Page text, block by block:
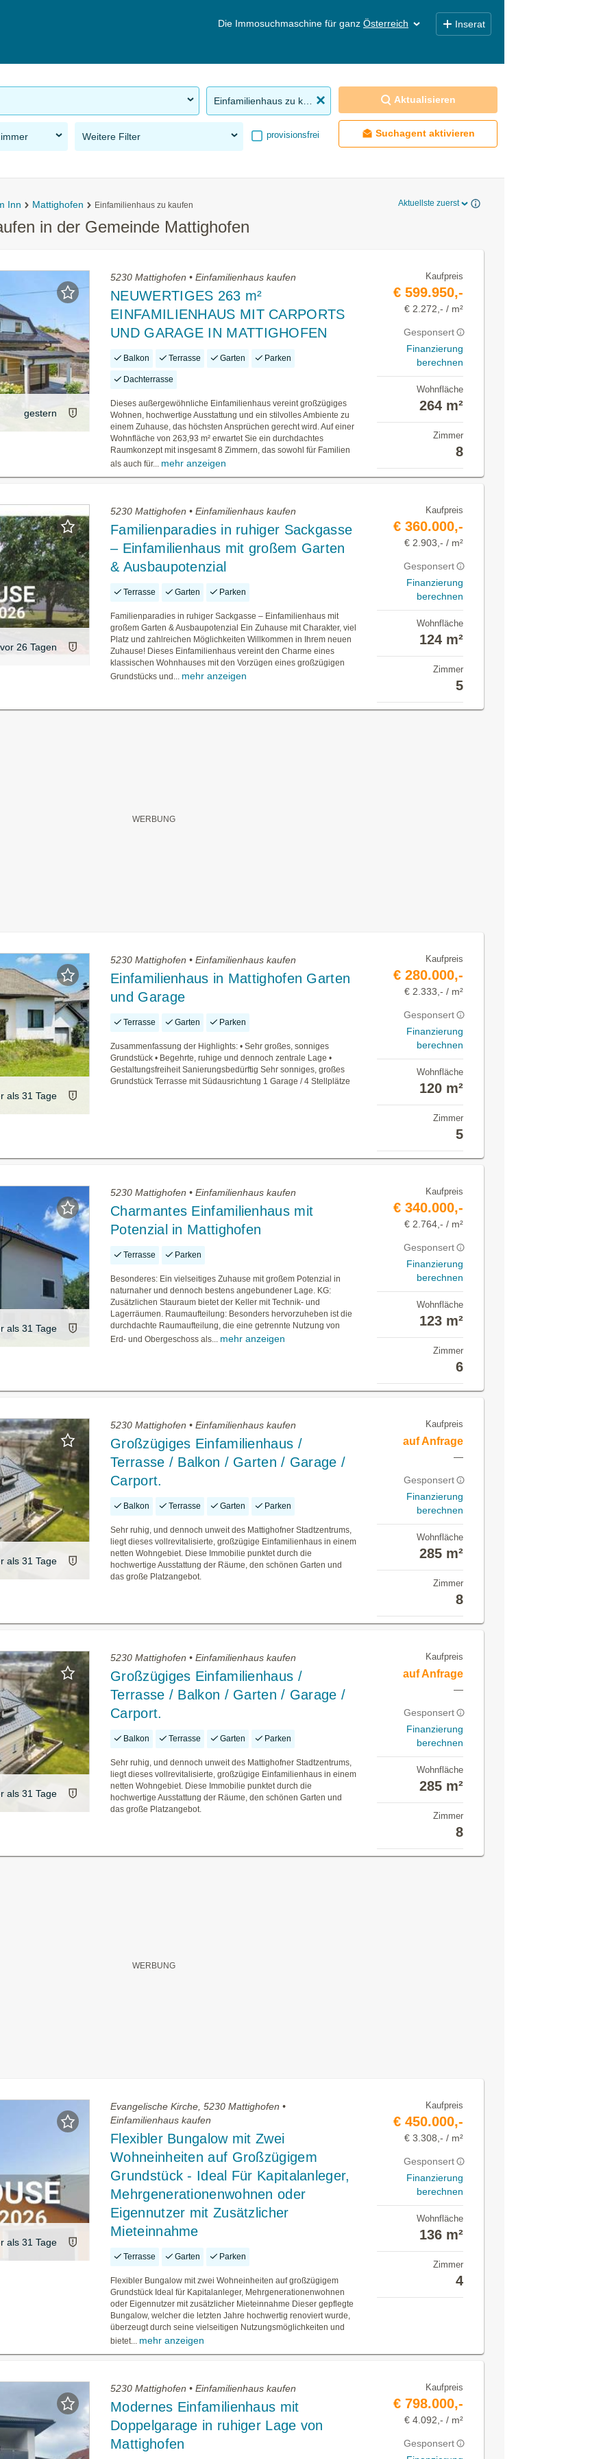
Die Immosuchmaschine für ganz Österreich Inserat
Weitere Filter provisionsfrei
Aktualisieren
Suchagent aktivieren
Inn Mattighofen Einfamilienhaus zu kaufen Aktuellste zuerst
in der Gemeinde Mattighofen
gestern
5230 Mattighofen • Einfamilienhaus kaufen
NEUWERTIGES 263 m²
EINFAMILIENHAUS MIT CARPORTS
UND GARAGE IN MATTIGHOFEN
Balkon Terrasse Garten Parken
Dachterrasse
Dieses außergewöhnliche Einfamilienhaus vereint großzügiges
Wohnen, hochwertige Ausstattung und ein stilvolles Ambiente zu
einem Zuhause, das höchsten Ansprüchen gerecht wird. Auf einer
Wohnfläche von 263,93 m² erwartet Sie ein durchdachtes
Raumkonzept mit insgesamt 8 Zimmern, das sowohl für Familien
als auch für... mehr anzeigen
Kaufpreis
€ 599.950,-
€ 2.272,- / m²
Gesponsert
Finanzierung
berechnen
Wohnfläche
264 m²
Zimmer
8
vor 26 Tagen
5230 Mattighofen • Einfamilienhaus kaufen
Familienparadies in ruhiger Sackgasse
– Einfamilienhaus mit großem Garten
& Ausbaupotenzial
Terrasse Garten Parken
Familienparadies in ruhiger Sackgasse – Einfamilienhaus mit
großem Garten & Ausbaupotenzial Ein Zuhause mit Charakter, viel
Platz und zahlreichen Möglichkeiten Willkommen in Ihrem neuen
Zuhause! Dieses Einfamilienhaus vereint den Charme eines
klassischen Wohnhauses mit den Vorzügen eines großzügigen
Grundstücks und... mehr anzeigen
Kaufpreis
€ 360.000,-
€ 2.903,- / m²
Gesponsert
Finanzierung
berechnen
Wohnfläche
124 m²
Zimmer
5
als 31 Tage
5230 Mattighofen • Einfamilienhaus kaufen
Einfamilienhaus in Mattighofen Garten
und Garage
Terrasse Garten Parken
Zusammenfassung der Highlights: • Sehr großes, sonniges
Grundstück • Begehrte, ruhige und dennoch zentrale Lage •
Gestaltungsfreiheit Sanierungsbedürftig Sehr sonniges, großes
Grundstück Terrasse mit Südausrichtung 1 Garage / 4 Stellplätze
Kaufpreis
€ 280.000,-
€ 2.333,- / m²
Gesponsert
Finanzierung
berechnen
Wohnfläche
120 m²
Zimmer
5
als 31 Tage
5230 Mattighofen • Einfamilienhaus kaufen
Charmantes Einfamilienhaus mit
Potenzial in Mattighofen
Terrasse Parken
Besonderes: Ein vielseitiges Zuhause mit großem Potenzial in
naturnaher und dennoch bestens angebundener Lage. KG:
Zusätzlichen Stauraum bietet der Keller mit Technik- und
Lagerräumen. Raumaufteilung: Besonders hervorzuheben ist die
durchdachte Raumaufteilung, die eine getrennte Nutzung von
Erd- und Obergeschoss als... mehr anzeigen
Kaufpreis
€ 340.000,-
€ 2.764,- / m²
Gesponsert
Finanzierung
berechnen
Wohnfläche
123 m²
Zimmer
6
als 31 Tage
5230 Mattighofen • Einfamilienhaus kaufen
Großzügiges Einfamilienhaus /
Terrasse / Balkon / Garten / Garage /
Carport.
Balkon Terrasse Garten Parken
Sehr ruhig, und dennoch unweit des Mattighofner Stadtzentrums,
liegt dieses vollrevitalisierte, großzügige Einfamilienhaus in einem
netten Wohngebiet. Diese Immobilie punktet durch die
hochwertige Ausstattung der Räume, den schönen Garten und
das große Platzangebot.
Kaufpreis
auf Anfrage
—
Gesponsert
Finanzierung
berechnen
Wohnfläche
285 m²
Zimmer
8
als 31 Tage
5230 Mattighofen • Einfamilienhaus kaufen
Großzügiges Einfamilienhaus /
Terrasse / Balkon / Garten / Garage /
Carport.
Balkon Terrasse Garten Parken
Sehr ruhig, und dennoch unweit des Mattighofner Stadtzentrums,
liegt dieses vollrevitalisierte, großzügige Einfamilienhaus in einem
netten Wohngebiet. Diese Immobilie punktet durch die
hochwertige Ausstattung der Räume, den schönen Garten und
das große Platzangebot.
Kaufpreis
auf Anfrage
—
Gesponsert
Finanzierung
berechnen
Wohnfläche
285 m²
Zimmer
8
als 31 Tage
Evangelische Kirche, 5230 Mattighofen •
Einfamilienhaus kaufen
Flexibler Bungalow mit Zwei
Wohneinheiten auf Großzügigem
Grundstück - Ideal Für Kapitalanleger,
Mehrgenerationenwohnen oder
Eigennutzer mit Zusätzlicher
Mieteinnahme
Terrasse Garten Parken
Flexibler Bungalow mit zwei Wohneinheiten auf großzügigem
Grundstück Ideal für Kapitalanleger, Mehrgenerationenwohnen
oder Eigennutzer mit zusätzlicher Mieteinnahme Dieser gepflegte
Bungalow, welcher die letzten Jahre hochwertig renoviert wurde,
überzeugt durch seine vielseitigen Nutzungsmöglichkeiten und
bietet... mehr anzeigen
Kaufpreis
€ 450.000,-
€ 3.308,- / m²
Gesponsert
Finanzierung
berechnen
Wohnfläche
136 m²
Zimmer
4
5230 Mattighofen • Einfamilienhaus kaufen
Modernes Einfamilienhaus mit
Doppelgarage in ruhiger Lage von
Mattighofen
Kaufpreis
€ 798.000,-
€ 4.092,- / m²
Gesponsert